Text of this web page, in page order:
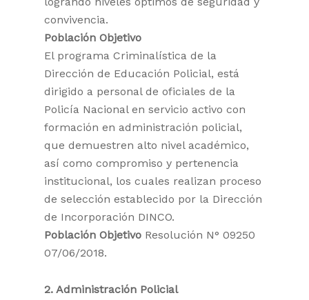
convivencia.
Población Objetivo
El programa Criminalística de la
Dirección de Educación Policial, está
dirigido a personal de oficiales de la
Policía Nacional en servicio activo con
formación en administración policial,
que demuestren alto nivel académico,
así como compromiso y pertenencia
institucional, los cuales realizan proceso
de selección establecido por la Dirección
de Incorporación DINCO.
Población Objetivo Resolución N° 09250
07/06/2018.
2. Administración Policial